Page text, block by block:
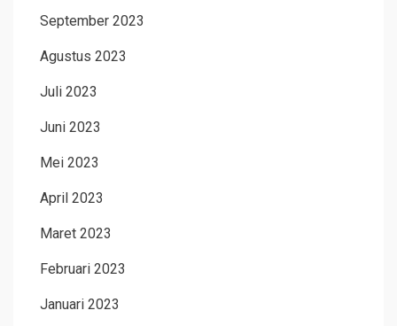
September 2023
Agustus 2023
Juli 2023
Juni 2023
Mei 2023
April 2023
Maret 2023
Februari 2023
Januari 2023